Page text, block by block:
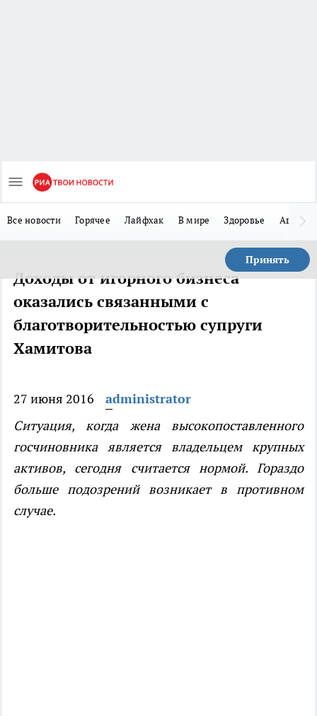
Все новости Горячее Лайфхак В мире Здоровье Авто
Принять
Доходы от игорного бизнеса
оказались связанными с
благотворительностью супруги
Хамитова
27 июня 2016
administrator
Ситуация, когда жена высокопоставленного
госчиновника является владельцем крупных
активов, сегодня считается нормой. Гораздо
больше подозрений возникает в противном
случае.